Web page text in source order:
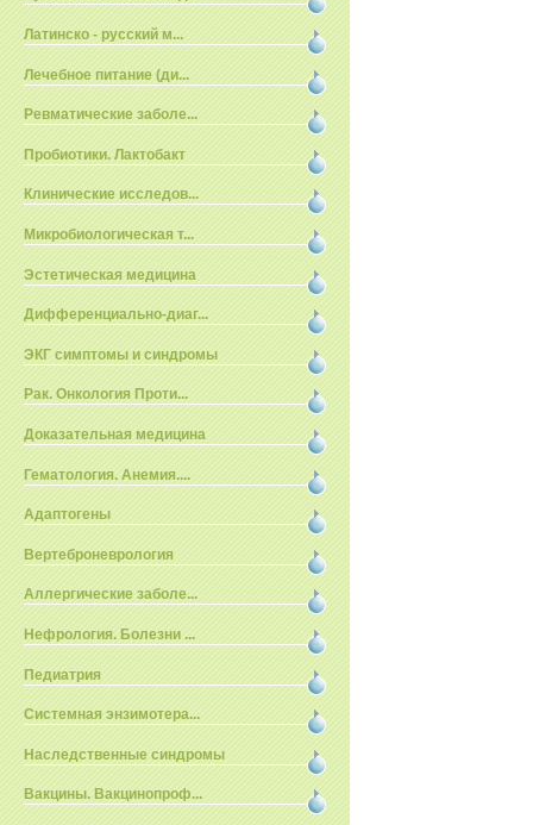
Латинско - русский м...
Лечебное питание (ди...
Ревматические заболе...
Пробиотики. Лактобакт
Клинические исследов...
Микробиологическая т...
Эстетическая медицина
Дифференциально-диаг...
ЭКГ симптомы и синдромы
Рак. Онкология Проти...
Доказательная медицина
Гематология. Анемия....
Адаптогены
Вертеброневрология
Аллергические заболе...
Нефрология. Болезни ...
Педиатрия
Системная энзимотера...
Наследственные синдромы
Вакцины. Вакцинопроф...